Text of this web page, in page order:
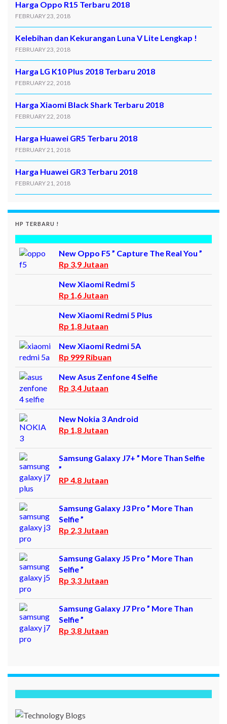
Harga Oppo R15 Terbaru 2018
FEBRUARY 23, 2018
Kelebihan dan Kekurangan Luna V Lite Lengkap !
FEBRUARY 23, 2018
Harga LG K10 Plus 2018 Terbaru 2018
FEBRUARY 22, 2018
Harga Xiaomi Black Shark Terbaru 2018
FEBRUARY 22, 2018
Harga Huawei GR5 Terbaru 2018
FEBRUARY 21, 2018
Harga Huawei GR3 Terbaru 2018
FEBRUARY 21, 2018
HP TERBARU !
New Oppo F5 ” Capture The Real You ”
Rp 3,9 Jutaan
New Xiaomi Redmi 5
Rp 1,6 Jutaan
New Xiaomi Redmi 5 Plus
Rp 1,8 Jutaan
New Xiaomi Redmi 5A
Rp 999 Ribuan
New Asus Zenfone 4 Selfie
Rp 3,4 Jutaan
New Nokia 3 Android
Rp 1,8 Jutaan
Samsung Galaxy J7+ ” More Than Selfie
”
RP 4,8 Jutaan
Samsung Galaxy J3 Pro ” More Than
Selfie ”
Rp 2,3 Jutaan
Samsung Galaxy J5 Pro ” More Than
Selfie ”
Rp 3,3 Jutaan
Samsung Galaxy J7 Pro ” More Than
Selfie ”
Rp 3,8 Jutaan